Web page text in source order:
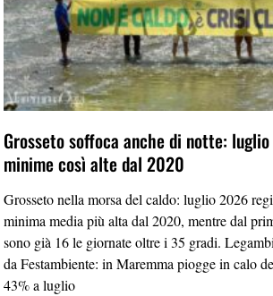
Grosseto soffoca anche di notte:
minime così alte dal 2020
Grosseto nella morsa del caldo: luglio 2026
minima media più alta dal 2020, mentre dal
sono già 16 le giornate oltre i 35 gradi.
da Festambiente: in Maremma piogge in calo
43% a luglio